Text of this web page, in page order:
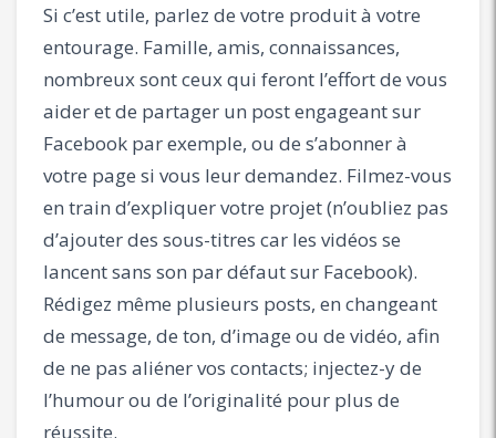
Si c’est utile, parlez de votre produit à votre
entourage. Famille, amis, connaissances,
nombreux sont ceux qui feront l’effort de vous
aider et de partager un post engageant sur
Facebook par exemple, ou de s’abonner à
votre page si vous leur demandez. Filmez-vous
en train d’expliquer votre projet (n’oubliez pas
d’ajouter des sous-titres car les vidéos se
lancent sans son par défaut sur Facebook).
Rédigez même plusieurs posts, en changeant
de message, de ton, d’image ou de vidéo, afin
de ne pas aliéner vos contacts; injectez-y de
l’humour ou de l’originalité pour plus de
réussite.